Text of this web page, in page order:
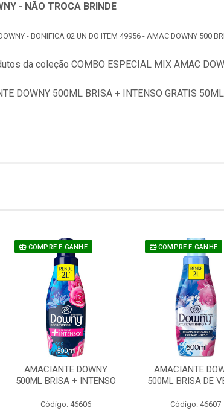
- NÃO TROCA BRINDE
- BONIFICA 02 UN DO ITEM 49956 - AMAC DOWNY 500
da coleçãoCOMBO ESPECIAL MIX AMAC
DOWNY 500ML BRISA + INTENSO GRATIS
COMPRE E GANHE
AMACIANTE DOWNY
500ML BRISA + INTENSO
Código: 46606
COMPRE E GANHE
AMACIANTE
500ML BRISA DE
Código: 46607